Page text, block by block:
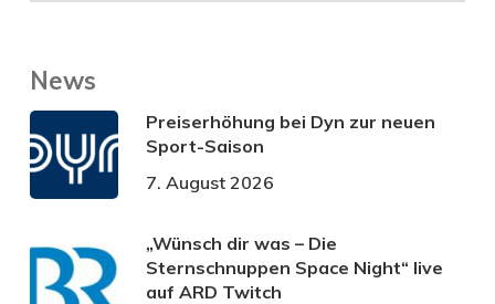
News
Preiserhöhung bei Dyn zur neuen
Sport-Saison
7. August 2026
„Wünsch dir was – Die
Sternschnuppen Space Night“ live
auf ARD Twitch